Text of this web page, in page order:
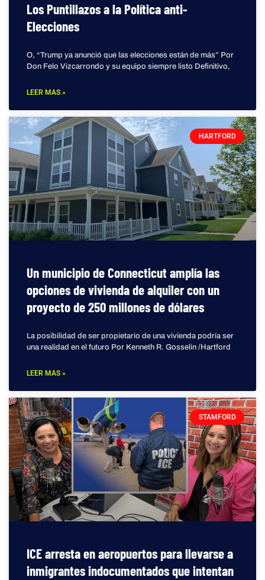
Los Puntillazos a la Política anti-
Elecciones
O, “Trump ya anunció que las elecciones están de más” Por
Don Felo Vizcarrondo y su equipo siempre listo Definitivo,
LEER MAS »
HARTFORD
Un municipio de Connecticut amplía las
opciones de vivienda de alquiler con un
proyecto de 250 millones de dólares
La posibilidad de ser propietario de una vivienda podría ser
una realidad en el futuro Por Kenneth R. Gosselin /Hartford
LEER MAS »
STAMFORD
ICE arresta en aeropuertos para llevarse a
inmigrantes indocumentados que intentan